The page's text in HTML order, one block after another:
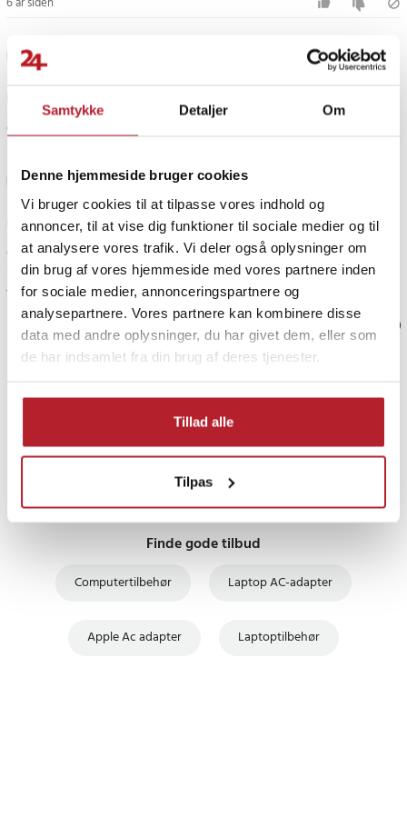
Samtykke Detaljer Om
Denne hjemmeside bruger cookies
Vi bruger cookies til at tilpasse vores indhold og
annoncer, til at vise dig funktioner til sociale medier og til
at analysere vores trafik. Vi deler også oplysninger om
din brug af vores hjemmeside med vores partnere inden
for sociale medier, annonceringspartnere og
analysepartnere. Vores partnere kan kombinere disse
data med andre oplysninger, du har givet dem, eller som
de har indsamlet fra din brug af deres tjenester.
Tillad alle
Tilpas
T
6 år siden
? ??!?
Man får slemt stød når man tager den ud af kontakten.
6 år siden
Vis flere anmeldelser
Verified by Trustvoice
UDSALG
Finde gode tilbud
Computertilbehør Laptop AC-adapter
Apple Ac adapter Laptoptilbehør